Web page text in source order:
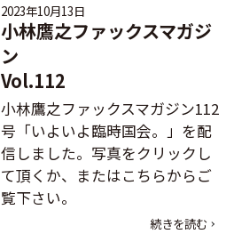
2023年10月13日
小林鷹之ファックスマガジ
ン
Vol.112
小林鷹之ファックスマガジン112
号「いよいよ臨時国会。」を配
信しました。写真をクリックし
て頂くか、またはこちらからご
覧下さい。
続きを読む